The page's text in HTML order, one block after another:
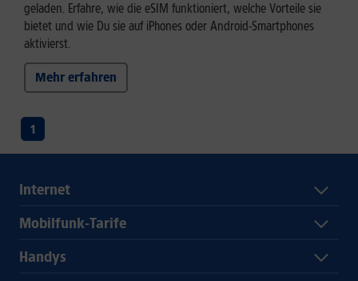
geladen. Erfahre, wie die eSIM funktioniert, welche Vorteile sie
bietet und wie Du sie auf iPhones oder Android-Smartphones
aktivierst.
Mehr erfahren
1
Internet
Mobilfunk-Tarife
Handys